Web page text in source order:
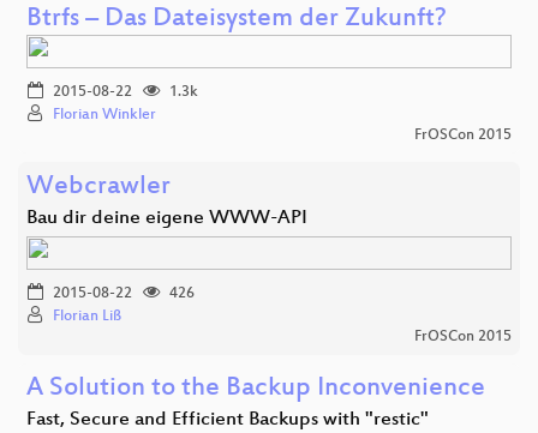
Btrfs – Das Dateisystem der Zukunft?
2015-08-22
1.3k
Florian Winkler
FrOSCon 2015
Webcrawler
Bau dir deine eigene WWW-API
2015-08-22
426
Florian Liß
FrOSCon 2015
A Solution to the Backup Inconvenience
Fast, Secure and Efficient Backups with "restic"